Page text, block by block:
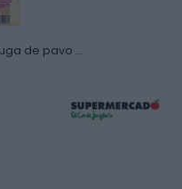
de pavo …